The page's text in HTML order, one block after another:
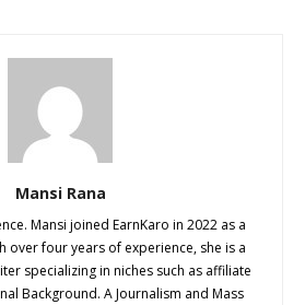
Mansi Rana
Mansi joined EarnKaro in 2022 as a
over four years of experience, she is a
specializing in niches such as affiliate
Background. A Journalism and Mass